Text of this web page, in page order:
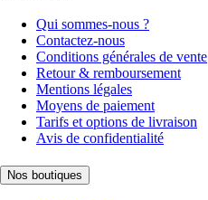
Qui sommes-nous ?
Contactez-nous
Conditions générales de vente
Retour & remboursement
Mentions légales
Moyens de paiement
Tarifs et options de livraison
Avis de confidentialité
Nos boutiques